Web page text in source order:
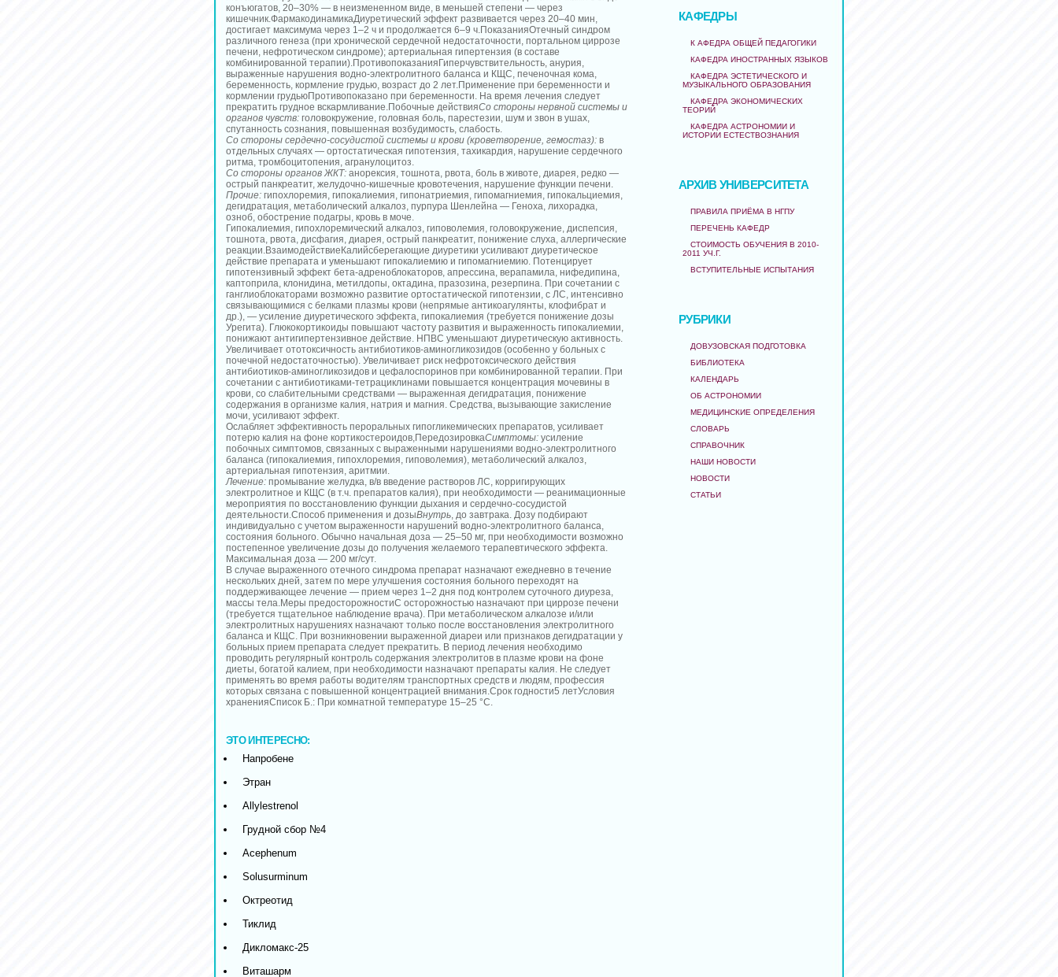
конъюгатов, 20–30% — в неизмененном виде, в меньшей степени — через
кишечник.ФармакодинамикаДиуретический эффект развивается через 20–40 мин,
достигает максимума через 1–2 ч и продолжается 6–9 ч.ПоказанияОтечный синдром
различного генеза (при хронической сердечной недостаточности, портальном циррозе
печени, нефротическом синдроме); артериальная гипертензия (в составе
комбинированной терапии).ПротивопоказанияГиперчувствительность, анурия,
выраженные нарушения водно-электролитного баланса и КЩС, печеночная кома,
беременность, кормление грудью, возраст до 2 лет.Применение при беременности и
кормлении грудьюПротивопоказано при беременности. На время лечения следует
прекратить грудное вскармливание.Побочные действияСо стороны нервной системы и
органов чувств: головокружение, головная боль, парестезии, шум и звон в ушах,
спутанность сознания, повышенная возбудимость, слабость.
Со стороны сердечно-сосудистой системы и крови (кроветворение, гемостаз): в
отдельных случаях — ортостатическая гипотензия, тахикардия, нарушение сердечного
ритма, тромбоцитопения, агранулоцитоз.
Со стороны органов ЖКТ: анорексия, тошнота, рвота, боль в животе, диарея, редко —
острый панкреатит, желудочно-кишечные кровотечения, нарушение функции печени.
Прочие: гипохлоремия, гипокалиемия, гипонатриемия, гипомагниемия, гипокальциемия,
дегидратация, метаболический алкалоз, пурпура Шенлейна — Геноха, лихорадка,
озноб, обострение подагры, кровь в моче.
Гипокалиемия, гипохлоремический алкалоз, гиповолемия, головокружение, диспепсия,
тошнота, рвота, дисфагия, диарея, острый панкреатит, понижение слуха, аллергические
реакции.ВзаимодействиеКалийсберегающие диуретики усиливают диуретическое
действие препарата и уменьшают гипокалиемию и гипомагниемию. Потенцирует
гипотензивный эффект бета-адреноблокаторов, апрессина, верапамила, нифедипина,
каптоприла, клонидина, метилдопы, октадина, празозина, резерпина. При сочетании с
ганглиоблокаторами возможно развитие ортостатической гипотензии, с ЛС, интенсивно
связывающимися с белками плазмы крови (непрямые антикоагулянты, клофибрат и
др.), — усиление диуретического эффекта, гипокалиемия (требуется понижение дозы
Урегита). Глюкокортикоиды повышают частоту развития и выраженность гипокалиемии,
понижают антигипертензивное действие. НПВС уменьшают диуретическую активность.
Увеличивает ототоксичность антибиотиков-аминогликозидов (особенно у больных с
почечной недостаточностью). Увеличивает риск нефротоксического действия
антибиотиков-аминогликозидов и цефалоспоринов при комбинированной терапии. При
сочетании с антибиотиками-тетрациклинами повышается концентрация мочевины в
крови, со слабительными средствами — выраженная дегидратация, понижение
содержания в организме калия, натрия и магния. Средства, вызывающие закисление
мочи, усиливают эффект.
Ослабляет эффективность пероральных гипогликемических препаратов, усиливает
потерю калия на фоне кортикостероидов,ПередозировкаСимптомы: усиление
побочных симптомов, связанных с выраженными нарушениями водно-электролитного
баланса (гипокалиемия, гипохлоремия, гиповолемия), метаболический алкалоз,
артериальная гипотензия, аритмии.
Лечение: промывание желудка, в/в введение растворов ЛС, корригирующих
электролитное и КЩС (в т.ч. препаратов калия), при необходимости — реанимационные
мероприятия по восстановлению функции дыхания и сердечно-сосудистой
деятельности.Способ применения и дозыВнутрь, до завтрака. Дозу подбирают
индивидуально с учетом выраженности нарушений водно-электролитного баланса,
состояния больного. Обычно начальная доза — 25–50 мг, при необходимости возможно
постепенное увеличение дозы до получения желаемого терапевтического эффекта.
Максимальная доза — 200 мг/сут.
В случае выраженного отечного синдрома препарат назначают ежедневно в течение
нескольких дней, затем по мере улучшения состояния больного переходят на
поддерживающее лечение — прием через 1–2 дня под контролем суточного диуреза,
массы тела.Меры предосторожностиС осторожностью назначают при циррозе печени
(требуется тщательное наблюдение врача). При метаболическом алкалозе и/или
электролитных нарушениях назначают только после восстановления электролитного
баланса и КЩС. При возникновении выраженной диареи или признаков дегидратации у
больных прием препарата следует прекратить. В период лечения необходимо
проводить регулярный контроль содержания электролитов в плазме крови на фоне
диеты, богатой калием, при необходимости назначают препараты калия. Не следует
применять во время работы водителям транспортных средств и людям, профессия
которых связана с повышенной концентрацией внимания.Срок годности5 летУсловия
храненияСписок Б.: При комнатной температуре 15–25 °C.
ЭТО ИНТЕРЕСНО:
Напробене
Этран
Allylestrenol
Грудной сбор №4
Acephenum
Solusurminum
Октреотид
Тиклид
Дикломакс-25
Виташарм
КАФЕДРЫ
К АФЕДРА ОБЩЕЙ ПЕДАГОГИКИ
КАФЕДРА ИНОСТРАННЫХ ЯЗЫКОВ
КАФЕДРА ЭСТЕТИЧЕСКОГО И
МУЗЫКАЛЬНОГО ОБРАЗОВАНИЯ
КАФЕДРА ЭКОНОМИЧЕСКИХ
ТЕОРИЙ
КАФЕДРА АСТРОНОМИИ И
ИСТОРИИ ЕСТЕСТВОЗНАНИЯ
АРХИВ УНИВЕРСИТЕТА
ПРАВИЛА ПРИЁМА В НГПУ
ПЕРЕЧЕНЬ КАФЕДР
СТОИМОСТЬ ОБУЧЕНИЯ В 2010-
2011 УЧ.Г.
ВСТУПИТЕЛЬНЫЕ ИСПЫТАНИЯ
РУБРИКИ
ДОВУЗОВСКАЯ ПОДГОТОВКА
БИБЛИОТЕКА
КАЛЕНДАРЬ
ОБ АСТРОНОМИИ
МЕДИЦИНСКИЕ ОПРЕДЕЛЕНИЯ
СЛОВАРЬ
СПРАВОЧНИК
НАШИ НОВОСТИ
НОВОСТИ
СТАТЬИ